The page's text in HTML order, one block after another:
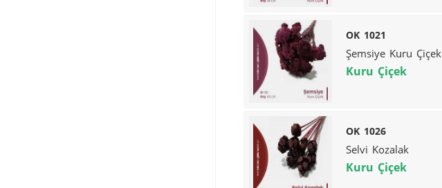
OK 1021
Şemsiye Kuru Çiçek
Kuru Çiçek
OK 1026
Selvi Kozalak
Kuru Çiçek